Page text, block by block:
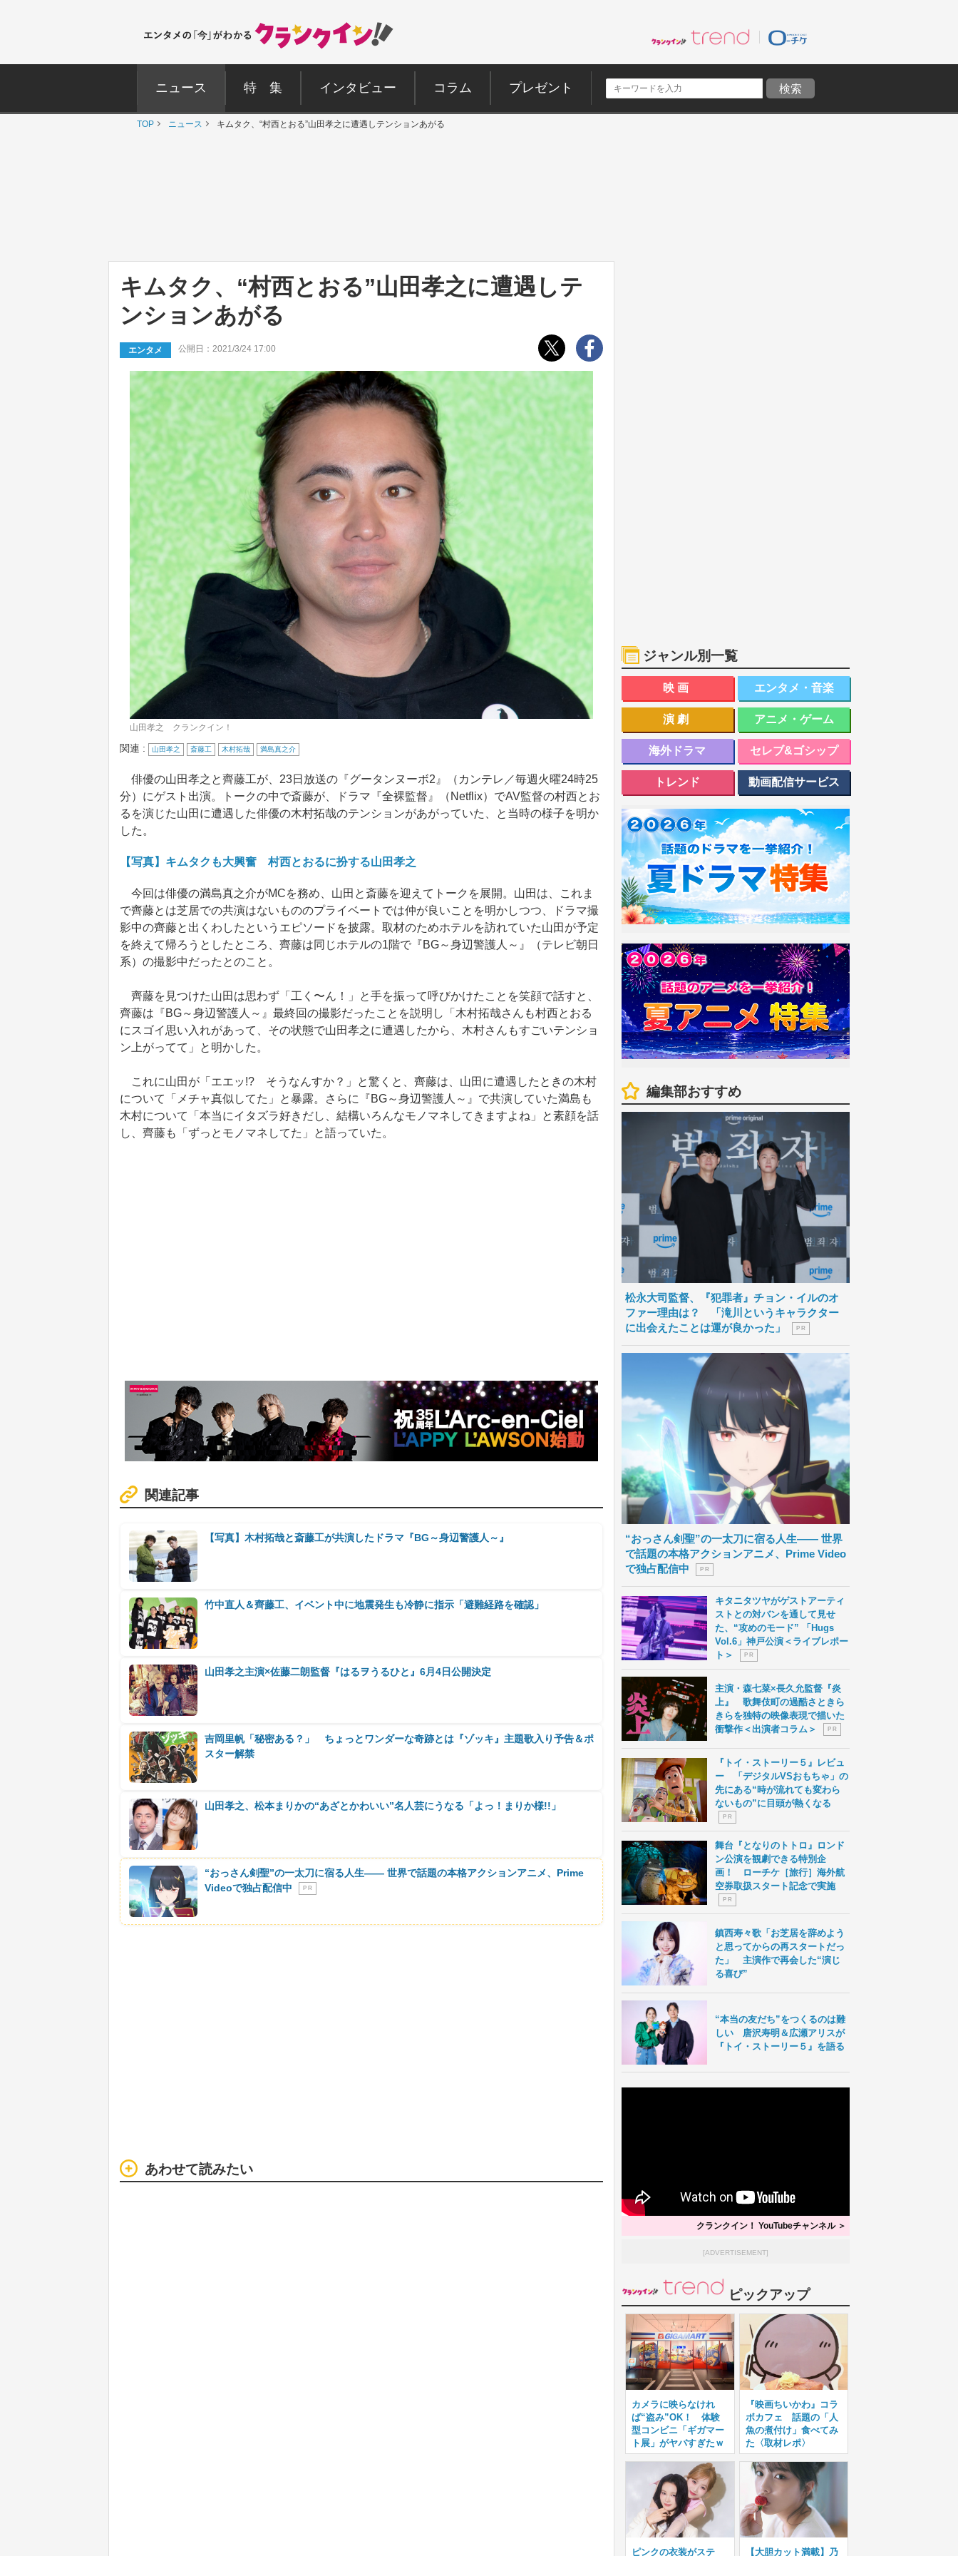
ニュース 特 集 インタビュー コラム プレゼント
TOP ニュース キムタク、“村西とおる”山田孝之に遭遇しテンションあがる
キムタク、“村西とおる”山田孝之に遭遇しテ
ンションあがる
エンタメ 公開日：2021/3/24 17:00
山田孝之 クランクイン！
関連 : 山田孝之 斎藤工 木村拓哉 満島真之介
俳優の山田孝之と齊藤工が、23日放送の『グータンヌーボ2』（カンテレ／毎週火曜24時25
分）にゲスト出演。トークの中で斎藤が、ドラマ『全裸監督』（Netflix）でAV監督の村西とお
るを演じた山田に遭遇した俳優の木村拓哉のテンションがあがっていた、と当時の様子を明か
した。
【写真】キムタクも大興奮 村西とおるに扮する山田孝之
今回は俳優の満島真之介がMCを務め、山田と斎藤を迎えてトークを展開。山田は、これま
で齊藤とは芝居での共演はないもののプライベートでは仲が良いことを明かしつつ、ドラマ撮
影中の齊藤と出くわしたというエピソードを披露。取材のためホテルを訪れていた山田が予定
を終えて帰ろうとしたところ、齊藤は同じホテルの1階で『BG～身辺警護人～』（テレビ朝日
系）の撮影中だったとのこと。
齊藤を見つけた山田は思わず「工く〜ん！」と手を振って呼びかけたことを笑顔で話すと、
齊藤は『BG～身辺警護人～』最終回の撮影だったことを説明し「木村拓哉さんも村西とおる
にスゴイ思い入れがあって、その状態で山田孝之に遭遇したから、木村さんもすごいテンショ
ン上がってて」と明かした。
これに山田が「エエッ!? そうなんすか？」と驚くと、齊藤は、山田に遭遇したときの木村
について「メチャ真似してた」と暴露。さらに『BG～身辺警護人～』で共演していた満島も
木村について「本当にイタズラ好きだし、結構いろんなモノマネしてきますよね」と素顔を話
し、齊藤も「ずっとモノマネしてた」と語っていた。
関連記事
【写真】木村拓哉と斎藤工が共演したドラマ『BG～身辺警護人～』
竹中直人＆齊藤工、イベント中に地震発生も冷静に指示「避難経路を確認」
山田孝之主演×佐藤二朗監督『はるヲうるひと』6月4日公開決定
吉岡里帆「秘密ある？」 ちょっとワンダーな奇跡とは『ゾッキ』主題歌入り予告＆ポ
スター解禁
山田孝之、松本まりかの“あざとかわいい”名人芸にうなる「よっ！まりか様!!」
“おっさん剣聖”の一太刀に宿る人生―― 世界で話題の本格アクションアニメ、Prime
Videoで独占配信中
P R
あわせて読みたい
ジャンル別一覧
映画 エンタメ・音楽
演劇 アニメ・ゲーム
海外ドラマ セレブ&ゴシップ
トレンド 動画配信サービス
編集部おすすめ
松永大司監督、『犯罪者』チョン・イルのオ
ファー理由は？ 「滝川というキャラクター
に出会えたことは運が良かった」
P R
“おっさん剣聖”の一太刀に宿る人生―― 世界
で話題の本格アクションアニメ、Prime Video
で独占配信中
P R
キタニタツヤがゲストアーティ
ストとの対バンを通して見せ
た、“攻めのモード” 「Hugs
Vol.6」神戸公演＜ライブレポー
ト＞
P R
主演・森七菜×長久允監督『炎
上』 歌舞伎町の過酷さときら
きらを独特の映像表現で描いた
衝撃作＜出演者コラム＞
P R
『トイ・ストーリー５』レビュ
ー 「デジタルVSおもちゃ」の
先にある“時が流れても変わら
ないもの”に目頭が熱くなる
P R
舞台『となりのトトロ』ロンド
ン公演を観劇できる特別企
画！ ローチケ［旅行］海外航
空券取扱スタート記念で実施
P R
鎮西寿々歌「お芝居を辞めよう
と思ってからの再スタートだっ
た」 主演作で再会した“演じ
る喜び”
“本当の友だち”をつくるのは難
しい 唐沢寿明＆広瀬アリスが
『トイ・ストーリー５』を語る
クランクイン！ YouTubeチャンネル ＞
[ADVERTISEMENT]
ピックアップ
カメラに映らなけれ
ば“盗み”OK！ 体験
型コンビニ「ギガマー
ト展」がヤバすぎたｗ
『映画ちいかわ』コラ
ボカフェ 話題の「人
魚の煮付け」食べてみ
た〈取材レポ〉
ピンクの衣装がステ 【大胆カット満載】乃